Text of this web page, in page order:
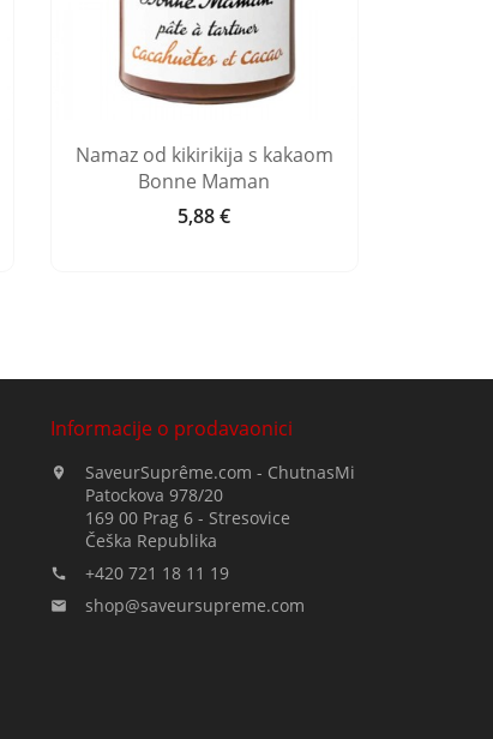
Namaz od kikirikija s kakaom
Bonne Maman
Cijena
5,88 €
Informacije o prodavaonici

SaveurSuprême.com - ChutnasMi
Patockova 978/20
169 00 Prag 6 - Stresovice
Češka Republika
 +420 721 18 11 19
 shop@saveursupreme.com